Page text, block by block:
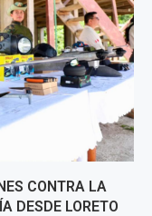
CONTRA LA
DESDE LORETO